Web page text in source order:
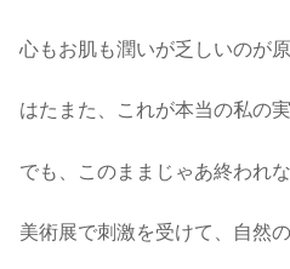
心もお肌も潤いが乏しいのが
はたまた、これが本当の私の
でも、このままじゃあ終われな
美術展で刺激を受けて、自然